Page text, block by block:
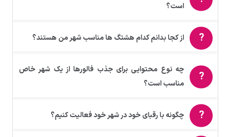
است؟
از کجا بدانم کدام هشتگ ها مناسب شهر من هستند؟
چه نوع محتوایی برای جذب فالورها از یک شهر خاص
مناسب است؟
چگونه با رقبای خود در شهر خود فعالیت کنیم؟